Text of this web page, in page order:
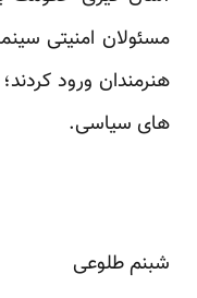
مسئولان امنیتی
هنرمندان ورود
های سیاسی.
شبنم طلوعی